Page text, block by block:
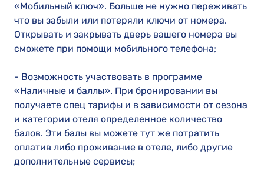
«Мобильный ключ». Больше не нужно переживать
что вы забыли или потеряли ключи от номера.
Открывать и закрывать дверь вашего номера вы
сможете при помощи мобильного телефона;
- Возможность участвовать в программе
«Наличные и баллы». При бронировании вы
получаете спец тарифы и в зависимости от сезона
и категории отеля определенное количество
балов. Эти балы вы можете тут же потратить
оплатив либо проживание в отеле, либо другие
дополнительные сервисы;